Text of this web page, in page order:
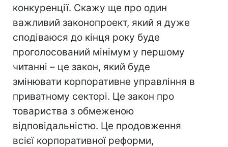
конкуренції. Скажу ще про один
важливий законопроект, який я дуже
сподіваюся до кінця року буде
проголосований мінімум у першому
читанні – це закон, який буде
змінювати корпоративне управління в
приватному секторі. Це закон про
товариства з обмеженою
відповідальністю. Це продовження
всієї корпоративної реформи,